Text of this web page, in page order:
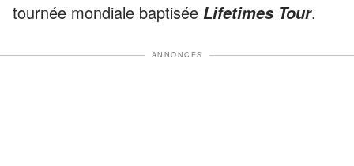
tournée mondiale baptisée Lifetimes Tour.
ANNONCES